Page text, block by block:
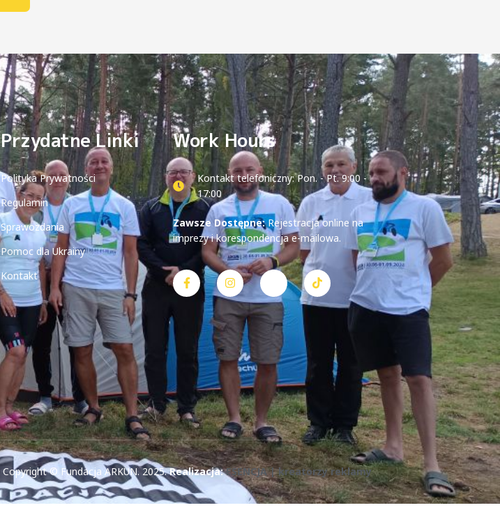
Przydatne Linki
Polityka Prywatności
Regulamin
Sprawozdania
Pomoc dla Ukrainy
Kontakt
Work Hours
Kontakt telefoniczny: Pon. - Pt. 9:00 -
17:00
Zawsze Dostępne:Rejestracja online na
imprezy i korespondencja e-mailowa.
Copyright © Fundacja ARKUN. 2025.Realizacja:ESENCJA | kreatorzy reklamy